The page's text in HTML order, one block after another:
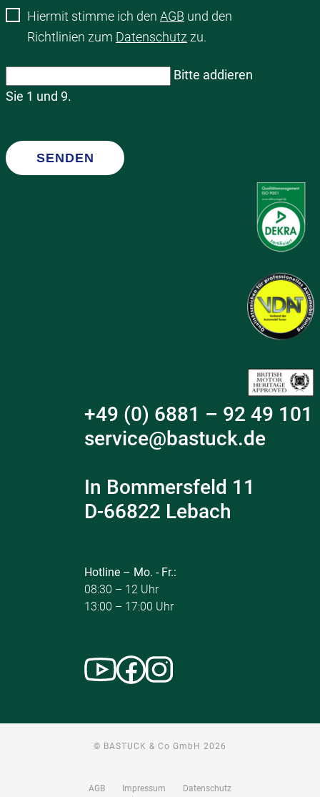
Hiermit stimme ich den AGB und den
Richtlinien zum Datenschutz zu.
Bitte addieren
Sie 1 und 9.
SENDEN
+49 (0) 6881 – 92 49 101
service@bastuck.de
In Bommersfeld 11
D-66822 Lebach
Hotline – Mo. - Fr.:
08:30 – 12 Uhr
13:00 – 17:00 Uhr
© BASTUCK & Co GmbH 2026
AGB Impressum Datenschutz